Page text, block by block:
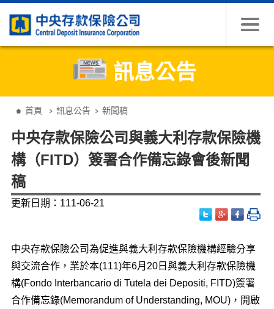
訊息公告
首頁 訊息公告 新聞稿
中央存款保險公司與義大利存款保險機
構（FITD）簽署合作備忘錄會後新聞
稿
更新日期：111-06-21
中央存款保險公司為促進與義大利存款保險機構經驗分享
與交流合作，業於本(111)年6月20日與義大利存款保險機
構(Fondo Interbancario di Tutela dei Depositi, FITD)簽署
合作備忘錄(Memorandum of Understanding, MOU)，開啟